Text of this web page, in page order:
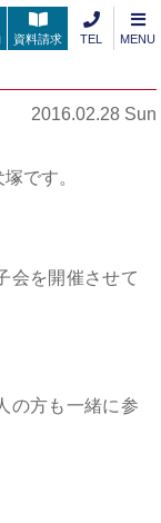
資料請求 TEL MENU
2016.02.28 Sun
です。
会を開催させて
の方も一緒に参